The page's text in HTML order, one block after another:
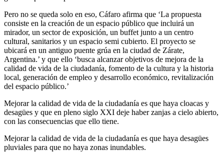
Pero no se queda solo en eso, Cáfaro afirma que ‘La propuesta
consiste en la creación de un espacio público que incluirá un
mirador, un sector de exposición, un buffet junto a un centro
cultural, sanitarios y un espacio semi cubierto. El proyecto se
ubicará en un antiguo puente grúa en la ciudad de Zárate,
Argentina.’ y que ello ‘busca alcanzar objetivos de mejora de la
calidad de vida de la ciudadanía, fomento de la cultura y la historia
local, generación de empleo y desarrollo económico, revitalización
del espacio público.’
Mejorar la calidad de vida de la ciudadanía es que haya cloacas y
desagües y que en pleno siglo XXI deje haber zanjas a cielo abierto,
con las consecuencias que ello tiene.
Mejorar la calidad de vida de la ciudadanía es que haya desagües
pluviales para que no haya zonas inundables.